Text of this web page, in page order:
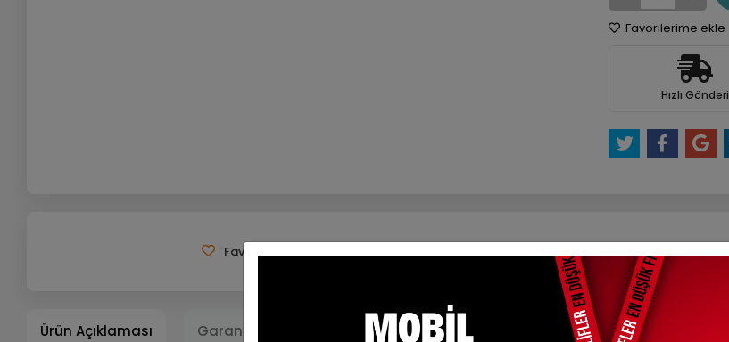
Favorilerime ekle
Hızlı Gönderi
Favorilerime Ekle
Ürün Açıklaması Garanti ve Teslimat Taksit Seçenekleri Yorumlar